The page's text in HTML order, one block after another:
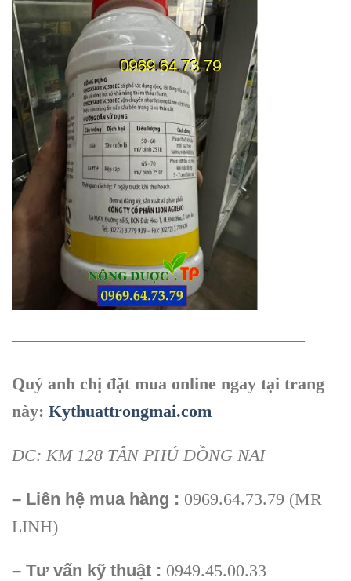
—————————————————
Quý anh chị đặt mua online ngay tại trang
này: Kythuattrongmai.com
ĐC: KM 128 TÂN PHÚ ĐỒNG NAI
– Liên hệ mua hàng : 0969.64.73.79 (MR
LINH)
– Tư vấn kỹ thuật : 0949.45.00.33